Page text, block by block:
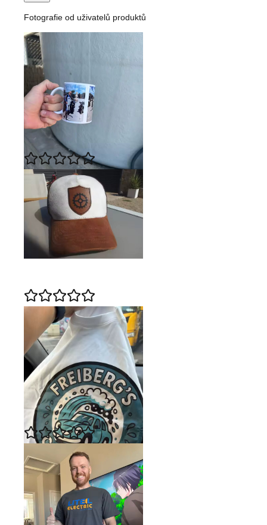
Fotografie od uživatelů produktů